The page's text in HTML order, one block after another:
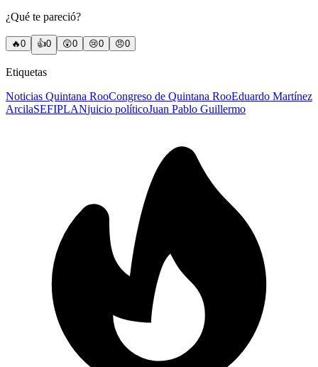
¿Qué te pareció?
🔥0 👍0 😲0 😢0 😠0
Etiquetas
Noticias Quintana RooCongreso de Quintana RooEduardo Martínez
ArcilaSEFIPLANjuicio políticoJuan Pablo Guillermo